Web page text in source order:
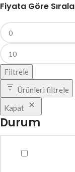
Fiyata Göre Sırala
Filtrele
Ürünleri filtrele
Kapat
Durum